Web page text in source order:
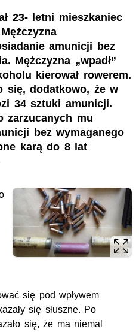
23- letni mieszkaniec
amunicji bez
Mężczyzna „wpadł”
kierował rowerem.
się, dodatkowo, że w
34 sztuki amunicji.
zarzucanych mu
bez wymaganego
karą do 8 lat
się pod wpływem
się słuszne. Po
się, że ma niemal